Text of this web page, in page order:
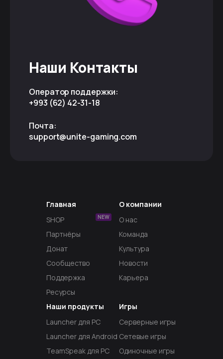
Наши Контакты
Оператор поддержки:
+993 (62) 42-31-18
Почта:
support@unite-gaming.com
Главная
SHOP
NEW
Партнёры
Донат
Сообщество
Поддержка
Ресурсы
Наши продукты
Launcher для PC
Launcher для Android
TeamSpeak для PC
Игры
Серверные игры
Сетевые игры
Одиночные игры
О компании
О нас
Команда
Культура
Новости
Карьера